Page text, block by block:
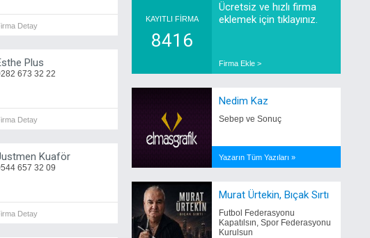
Detay
Plus
673 32 22
Detay
Kuaför
657 32 09
Detay
KAYITLI FİRMA
8416
Ücretsiz ve hızlı firma
eklemek için tıklayınız.
Firma Ekle >
Nedim Kaz
Sebep ve Sonuç
Yazarın Tüm Yazıları »
Murat Ürtekin, Bıçak Sırtı
Futbol Federasyonu
Kapatılsın, Spor Federasyonu
Kurulsun